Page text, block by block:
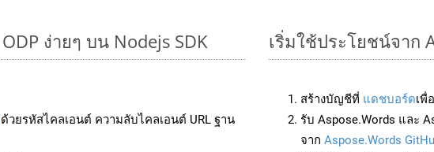
ง่ายๆ บน Nodejs SDK
ด้วยรหัสไคลเอนต์ ความลับไคลเอนต์ URL ฐาน
เริ่มใช้ประโยชน์จาก
สร้างบัญชีที่ แดชบอร์ดเพื่
รับ Aspose.Words และ
จาก Aspose.Words